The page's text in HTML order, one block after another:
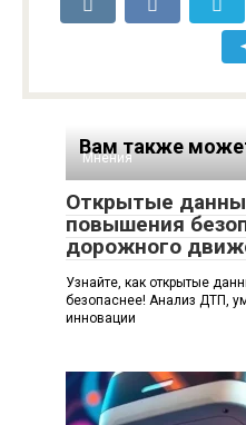
Вам также
Мнения
Открытые
повышения
дорожного
Узнайте, как открытые
безопаснее! Анализ ДТП,
инновации